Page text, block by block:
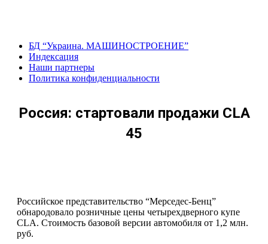
содержанию
БД “Украина. МАШИНОСТРОЕНИЕ”
Индекcация
Наши партнеры
Политика конфиденциальности
Россия: стартовали продажи CLA
45
Российское представительство “Мерседес-Бенц”
обнародовало розничные цены четырехдверного купе
CLA. Стоимость базовой версии автомобиля от 1,2 млн.
руб.